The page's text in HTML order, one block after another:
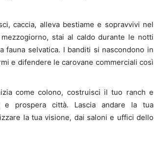
caccia, alleva bestiame e sopravvivi nel
stai al caldo durante le notti
fauna selvatica. I banditi si nascondono in
e difendere le carovane commerciali così
come colono, costruisci il tuo ranch e
prospera città. Lascia andare la tua
la tua visione, dai saloni e uffici dello